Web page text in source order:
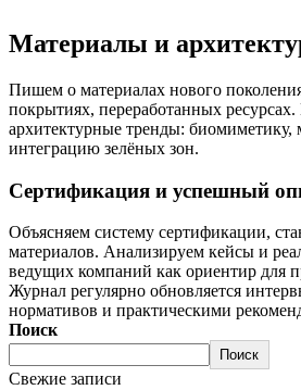
Материалы и
Пишем о материалах нового
покрытиях, переработанных
архитектурные тренды: биомиметику,
интеграцию зелёных зон.
Сертификация и успешный
Объясняем систему сертификации,
материалов. Анализируем кейсы и
ведущих компаний как ориентир для
Журнал регулярно обновляется
нормативов и практическими
Поиск
Поиск
Свежие записи